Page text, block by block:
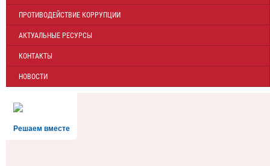
ПРОТИВОДЕЙСТВИЕ КОРРУПЦИИ
АКТУАЛЬНЫЕ РЕСУРСЫ
КОНТАКТЫ
НОВОСТИ
Решаем вместе